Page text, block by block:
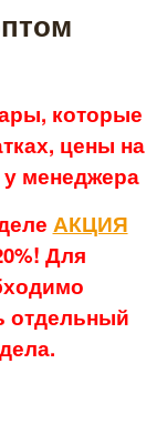
которые
цены на
у менеджера
АКЦИЯ
Для
отдельный